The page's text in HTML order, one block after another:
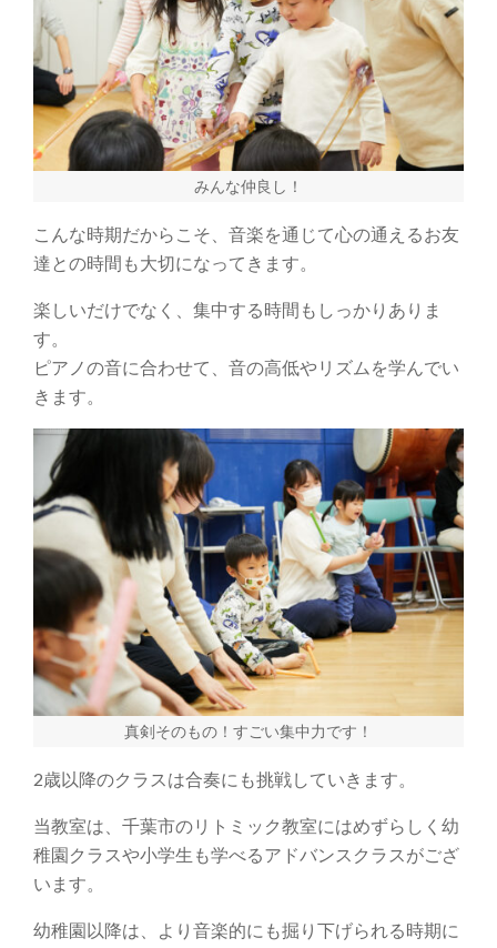
みんな仲良し！
こんな時期だからこそ、音楽を通じて心の通えるお友
達との時間も大切になってきます。
楽しいだけでなく、集中する時間もしっかりありま
す。
ピアノの音に合わせて、音の高低やリズムを学んでい
きます。
真剣そのもの！すごい集中力です！
2歳以降のクラスは合奏にも挑戦していきます。
当教室は、千葉市のリトミック教室にはめずらしく幼
稚園クラスや小学生も学べるアドバンスクラスがござ
います。
幼稚園以降は、より音楽的にも掘り下げられる時期に